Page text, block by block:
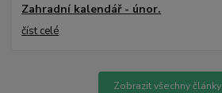
Zahradní kalendář - únor.
číst celé
Zobrazit všechny články